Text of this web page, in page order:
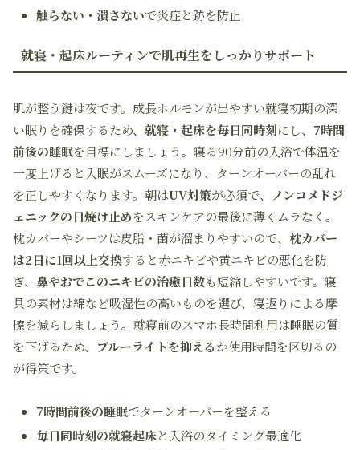
触らない・潰さないで炎症と跡を防止
就寝・起床ルーティンで肌再生をしっかりサポート
肌が整う鍵は夜です。成長ホルモンが出やすい就寝初期の深
い眠りを確保するため、 就寝・起床を毎日同時刻にし、 7時間
前後の睡眠を目標にしましょう。寝る90分前の入浴で体温を
一度上げると入眠がスムーズになり、ターンオーバーの乱れ
を正しやすくなります。朝はUV対策が必須で、
ノンコメドジ
ェニックの日焼け止めをスキンケアの最後に薄くムラなく。
枕カバーやシーツは皮脂・菌が溜まりやすいので、 枕カバー
は2日に1回以上交換すると赤ニキビや黄ニキビの悪化を防
ぎ、 鼻やおでこのニキビの治癒日数も短縮しやすいです。寝
具の素材は綿など吸湿性の高いものを選び、寝返りによる摩
擦を減らしましょう。就寝前のスマホ長時間利用は睡眠の質
を下げるため、 ブルーライトを抑えるか使用時間を区切るの
が得策です。
7時間前後の睡眠でターンオーバーを整える
毎日同時刻の就寝起床と入浴のタイミング最適化